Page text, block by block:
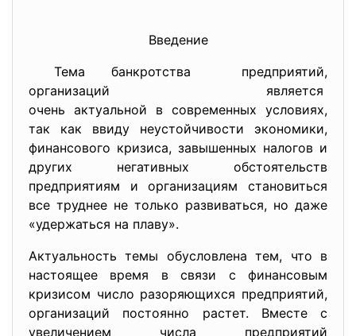
Введение
Тема банкротства предприятий,
организаций является
очень актуальной в современных условиях,
так как ввиду неустойчивости экономики,
финансового кризиса, завышенных налогов и
других негативных обстоятельств
предприятиям и организациям становиться
все труднее не только развиваться, но даже
«удержаться на плаву».
Актуальность темы обусловлена тем, что в
настоящее время в связи с финансовым
кризисом число разоряющихся предприятий,
организаций постоянно растет. Вместе с
увеличением числа предприятий